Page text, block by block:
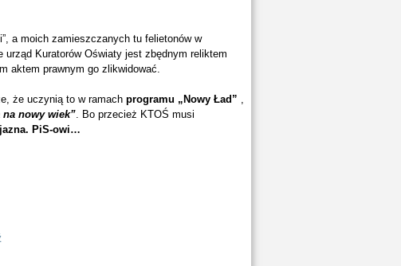
a moich zamieszczanych tu felietonów w
Kuratorów Oświaty jest zbędnym reliktem
aktem prawnym go zlikwidować.
że uczynią to w ramach programu „Nowy Ład” ,
na nowy wiek”. Bo przecież KTOŚ musi
PiS-owi…